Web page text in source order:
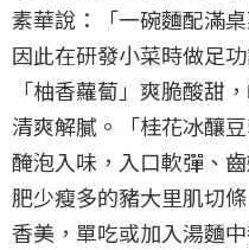
素華說：「一碗麵配滿
因此在研發小菜時做足
「柚香蘿蔔」爽脆酸甜
清爽解膩。「桂花冰釀
醃泡入味，入口軟彈、
肥少瘦多的豬大里肌切
香美，單吃或加入湯麵